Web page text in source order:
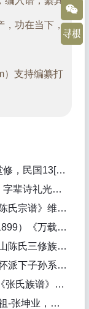
，功在当下，
）支持编纂打
寻找：治坪唐氏七修族谱原书：敦睦堂修，民国13[1924]。
湖北省嘉鱼县陆溪镇窑墩村赵氏寻根，字辈诗礼光上国，文武映云台
浙江金华市兰溪市 1949年《兰江牛社陈氏宗谱》维则堂|始迁祖-陈椿-宋|
江西宜春市万载县 清光绪二十五年（1899）《万载镜山陈氏重修族谱》德星堂||陈仁孙（修），陈龙鳞（纂修），陈赞干（纂修），陈仁孙（主修）
湖南株洲市醴陵市 1936年《醴南玉屏山陈氏三修族谱》光远堂|始迁祖-陈隆海-明末清初，始迁祖-陈安邦-明末清初，始祖-陈叔明-南陈，始迁祖-陈先泰-明末清初，始迁祖-陈玑明-明末清初，始迁祖-陈得彰-明末清初，先祖-陈以六，始迁祖-陈祖文-明末清初|陈明
台湾台北市 1981年增补《祭祀公业陈怀派下子孙系统表及陈氏功德榜》|先祖-陈怀|
湖南岳阳市平江县 清乾隆20年(1755)《张氏族谱》堂|始迁祖-张孟常-唐|张礼教（纂修）
江西宜春市 清《张氏族谱》孝友堂|先祖-张坤业，先祖-张兴，先祖-张文盛|